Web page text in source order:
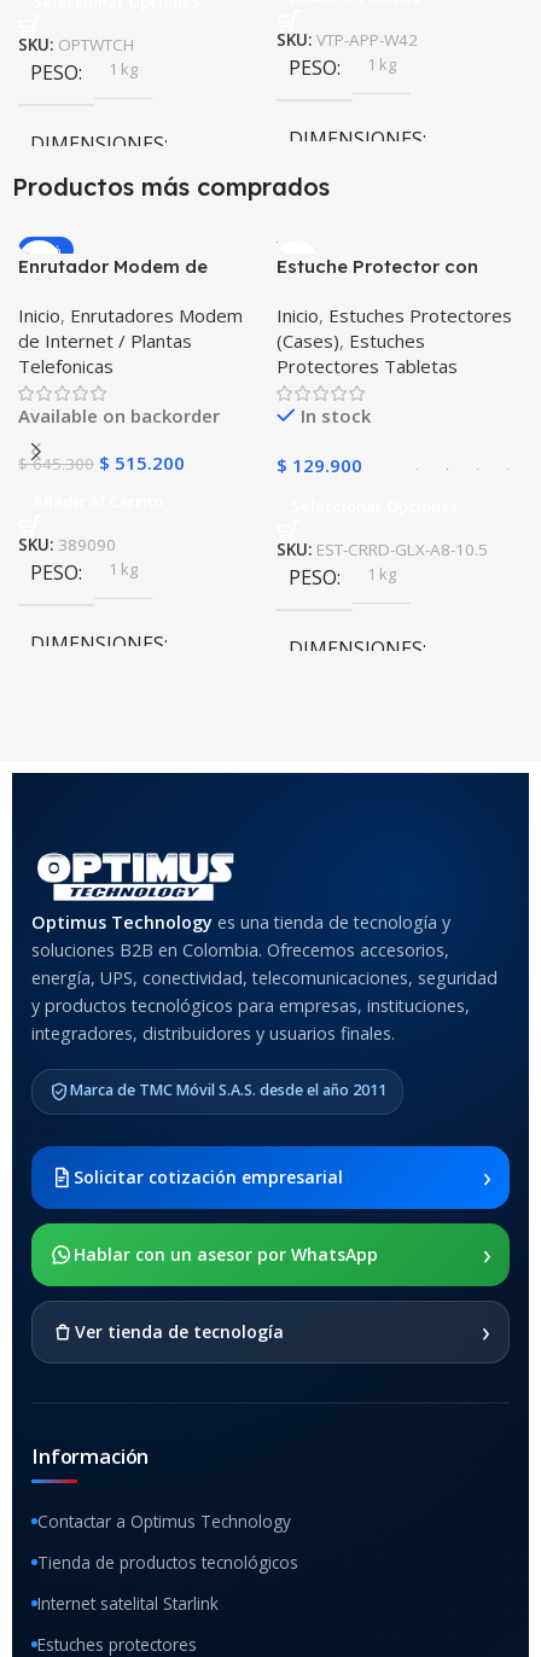
SKU: OPTWTCH
PESO 1 kg
DIMENSIONES
COLOR
Gris,Negro , Azul ,Rosa
SKU: VTP-APP-W42
PESO 1 kg
DIMENSIONES
10 × 10 × 10 cm
Productos más comprados
-20%
Enrutador Modem de
Libre Todo Operador 4G
LTE SIMCARD
Inicio, Enrutadores Modem
de Internet / Plantas
Telefonicas
Available on backorder
$645.300 $ 515.200
SKU: 389090
PESO 1 kg
DIMENSIONES
Estuche Protector con
Tablet Samsung Galaxy
Tab A8 10.5 2021 – 2022
SM-x200 SM-x205 Anti
golpes con soporte
Inicio, Estuches Protectores
(Cases), Estuches
Protectores Tabletas
In stock
$ 129.900
SKU: EST-CRRD-GLX-A8-10.5
PESO 1 kg
DIMENSIONES
COLOR
Anti-Shock
MODELO DE TABLETS
COMPATIBLES
2021 SM-x200 / Samsung
Galaxy Tab A8 10.5 2021 SM-
x205
SOPORTE DE APOYO
Optimus Technology es una tienda de tecnología y
soluciones B2B en Colombia. Ofrecemos accesorios,
energía, UPS, conectividad, telecomunicaciones, seguridad
y productos tecnológicos para empresas, instituciones,
integradores, distribuidores y usuarios finales.
Marca de TMC Móvil S.A.S. desde el año 2011
Solicitar cotización empresarial ›
Hablar con un asesor por WhatsApp ›
Ver tienda de tecnología ›
Información
Contactar a Optimus Technology
Tienda de productos tecnológicos
Internet satelital Starlink
Estuches protectores